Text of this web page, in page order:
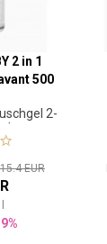
2 in 1
500
2-
15.4 EUR